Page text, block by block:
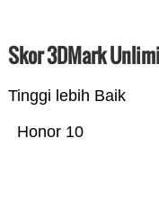
Skor 3DMark
Tinggi lebih Baik
Honor 10